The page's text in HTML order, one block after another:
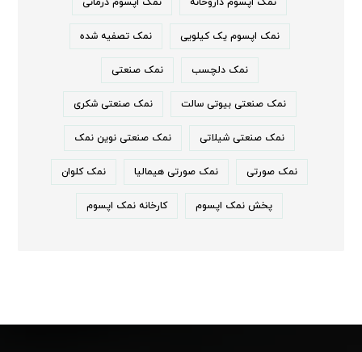
نمک اپسوم یک کیلویی نمک تصفیه شده
نمک دلچسب نمک صنعتی
نمک صنعتی بیوتی سالت نمک صنعتی شکری
نمک صنعتی شیلاتی نمک صنعتی نوین نمک
نمک صورتی نمک صورتی هیمالیا نمک کلوان
پخش نمک اپسوم کارخانه نمک اپسوم